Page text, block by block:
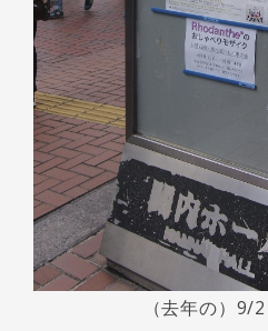
（去年の）9/